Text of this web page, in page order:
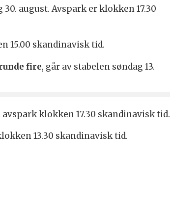
30. august. Avspark er klokken 17.30
15.00 skandinavisk tid.
fire, går av stabelen søndag 13.
klokken 17.30 skandinavisk tid.
13.30 skandinavisk tid.